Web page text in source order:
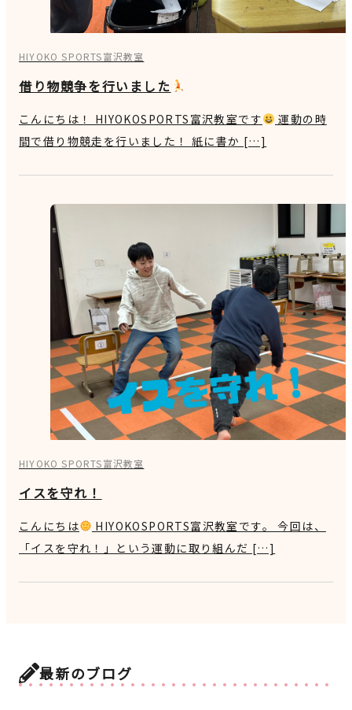
HIYOKO SPORTS富沢教室
借り物競争を行いました
こんにちは！ HIYOKOSPORTS富沢教室です
運動の時
間で借り物競走を行いました！ 紙に書か […]
HIYOKO SPORTS富沢教室
イスを守れ！
こんにちは
HIYOKOSPORTS富沢教室です。 今回は、
「イスを守れ！」という運動に取り組んだ […]
最新のブログ